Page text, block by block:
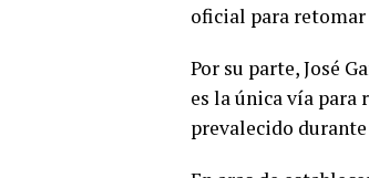
oficial para
Por su parte, José
es la única vía para
prevalecido